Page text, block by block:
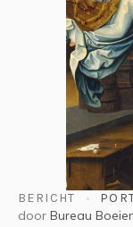
BERICHT
door Bureau